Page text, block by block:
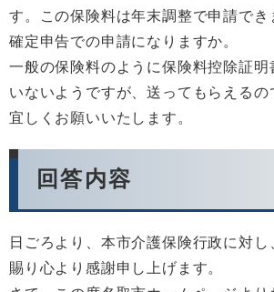
す。この保険料は年末調整で申請でき
確定申告での申請になりますか。
一般の保険料のように保険料控除証明
いないようですが、送ってもらえるの
宜しくお願いいたします。
回答内容
日ごろより、本市介護保険行政に対し
賜り心より感謝申し上げます。